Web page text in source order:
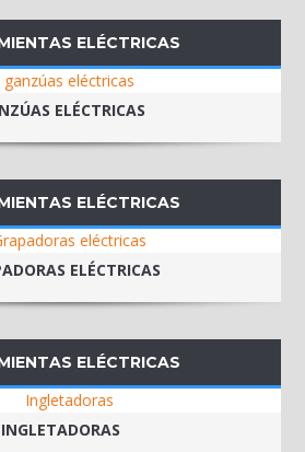
ELÉCTRICAS
ELÉCTRICAS
ELÉCTRICAS
ELÉCTRICAS
ELÉCTRICAS
INGLETADORAS